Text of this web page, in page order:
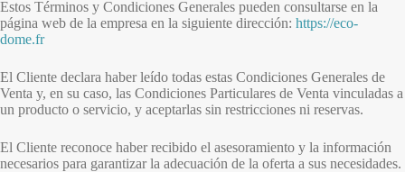
Estos Términos y Condiciones Generales pueden consultarse en la
página web de la empresa en la siguiente dirección: https://eco-
dome.fr
El Cliente declara haber leído todas estas Condiciones Generales de
Venta y, en su caso, las Condiciones Particulares de Venta vinculadas a
un producto o servicio, y aceptarlas sin restricciones ni reservas.
El Cliente reconoce haber recibido el asesoramiento y la información
necesarios para garantizar la adecuación de la oferta a sus necesidades.